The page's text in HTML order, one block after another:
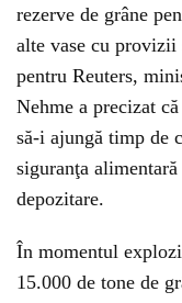
rezerve de grâne
alte vase cu
pentru Reuters,
Nehme a precizat
să-i ajungă timp de
siguranţa
depozitare.
În momentul
15.000 de tone de